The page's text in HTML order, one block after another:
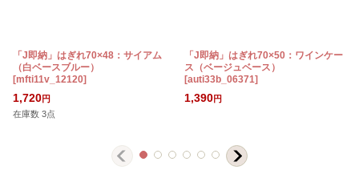
「J即納」はぎれ70×48：サイアム
（白ベースブルー）
[mfti11v_12120]
1,720円
在庫数 3点
「J即納」はぎれ70×50：ワインケー
ス（ベージュベース）
[auti33b_06371]
1,390円